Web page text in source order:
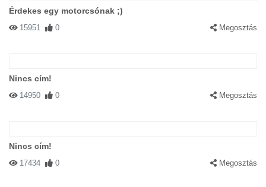
Érdekes egy motorcsónak ;)
15951 0 Megosztás
Nincs cím!
14950 0 Megosztás
Nincs cím!
17434 0 Megosztás